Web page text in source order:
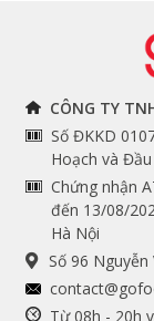
THÔNG TIN
Chính sách và
chung
Hướng dẫn
Cam kết chất
CÔNG TY
Số ĐKKD
Hoạch và
Chứng nhận
đến 13/08/
Hà Nội
Số 96
Từ 08h - 20h